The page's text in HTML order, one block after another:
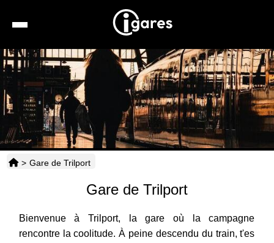
Recherche
Location de voiture
Hôtels
Taxis
Horaires
> Gare de Trilport
Gare de Trilport
Bienvenue à Trilport, la gare où la campagne
rencontre la coolitude. À peine descendu du train, t'es